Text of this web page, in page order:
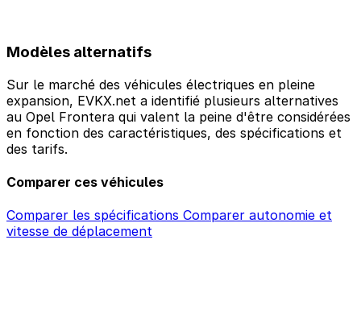
Modèles alternatifs
Sur le marché des véhicules électriques en pleine
expansion, EVKX.net a identifié plusieurs alternatives
au Opel Frontera qui valent la peine d'être considérées
en fonction des caractéristiques, des spécifications et
des tarifs.
Comparer ces véhicules
Comparer les spécifications Comparer autonomie et
vitesse de déplacement